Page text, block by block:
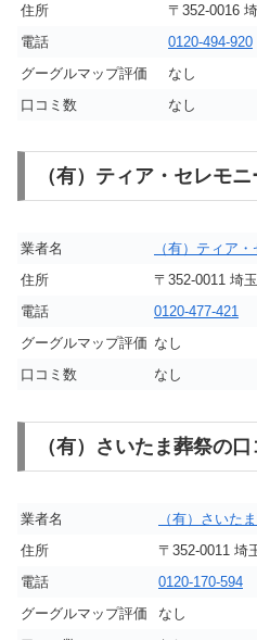
住所
〒352-0016
電話
0120-494-920
グーグルマップ評価
なし
口コミ数
なし
（有）ティア・セレモ
業者名
（有）ティア
住所
〒352-0011 埼
電話
0120-477-421
グーグルマップ評価 なし
口コミ数
なし
（有）さいたま葬祭の
業者名
（有）さいた
住所
〒352-0011 埼
電話
0120-170-594
グーグルマップ評価
なし